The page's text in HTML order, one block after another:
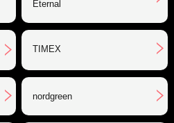
Eternal
TIMEX
nordgreen